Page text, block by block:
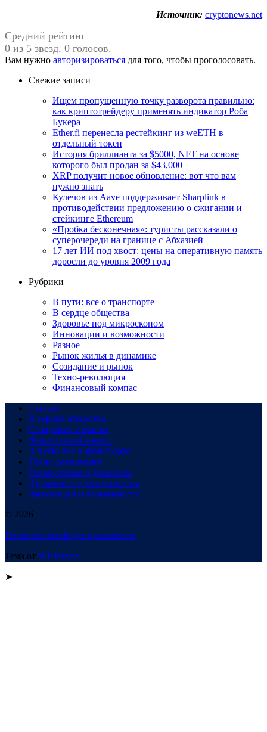
Источник: cryptonews.net
Средний рейтинг
0 из 5 звезд. 0 голосов.
Вам нужно авторизироваться для того, чтобы проголосовать.
Свежие записи
Ищем пропущенную точку разворота правильно:
как криптотрейдеру применять индикатор Роба
Букера
Ether.fi перенесла рестейкинг из weETH в
отдельный токен
История бриллианта за $5000, NFT на основе
которого был продан за $43,000
XRP получит новое обновление: вот что вам
нужно знать
Кулечов из Aave поддерживает Sharplink в
противодействии предложению о сжигании и
стейкинге Ethereum
«Пробка бесконечная»: туристы рассказали о
суперочереди на границе с Абхазией
17 лет ИИ под хвост: цены на оперативную память
доросли до уровня 2009 года
Рубрики
В пути: все о транспорте
В сердце общества
Здоровье под микроскопом
Инновации и возможности
Разное
Рынок жилья в динамике
Созидание и рынок
Техно-революция
Финансовый компас
Главная
В сердце общества
Созидание и рынок
Финансовый компас
В пути: все о транспорте
Техно-революция
Рынок жилья в динамике
Здоровье под микроскопом
Инновации и возможности
© 2026
Политика конфиденциальности
Тема от WP Puzzle
➤